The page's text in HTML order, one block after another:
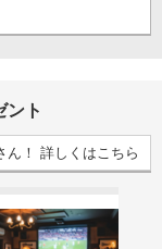
ント
ん！ 詳しくはこちら